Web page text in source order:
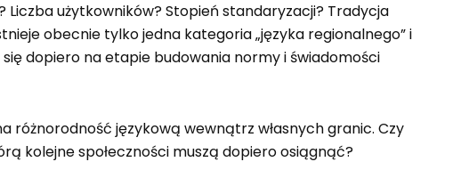
użytkowników? Stopień standaryzacji? Tradycja
obecnie tylko jedna kategoria „języka regionalnego” i
dopiero na etapie budowania normy i świadomości
różnorodność językową wewnątrz własnych granic. Czy
kolejne społeczności muszą dopiero osiągnąć?